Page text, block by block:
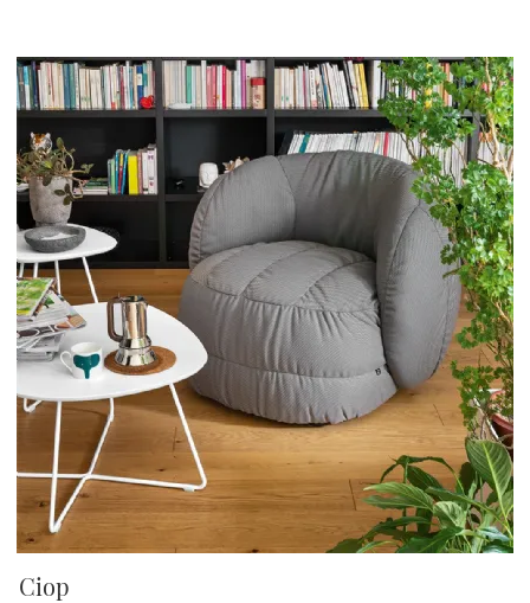
Ciop